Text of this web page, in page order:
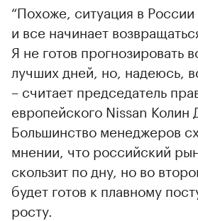
“Похоже, ситуация в
и все начинает
Я не готов прогнозировать
лучших дней, но, надеюсь,
– считает председатель
европейского Nissan Колин
Большинство менеджеров
мнении, что российский
скользит по дну, но во
будет готов к плавному
росту.